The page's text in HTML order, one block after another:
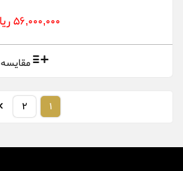
56,000,000 ریال
مقایسه
1
2